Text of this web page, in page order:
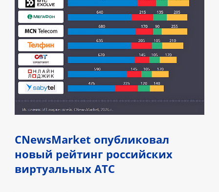
CNewsMarket опубликовал
новый рейтинг российских
виртуальных АТС